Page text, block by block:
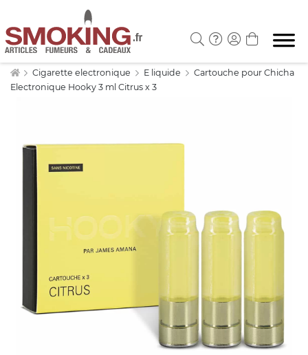
Cigarette electronique E liquide
Cartouche pour Chicha
Electronique Hooky 3 ml Citrus x 3